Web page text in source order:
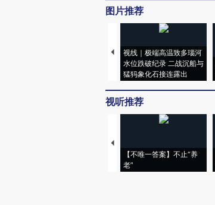
图片推荐
视线｜极端高温致多瑙河
水位跌破纪录 二战沉船与
猛犸象化石接连露出
视听推荐
【不唯一答案】不止“养
老”